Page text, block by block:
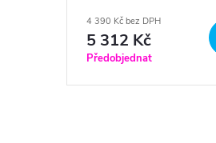
4 390 Kč bez DPH
5 312 Kč
Předobjednat